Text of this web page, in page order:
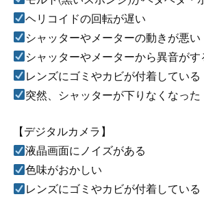
ヘリコイドの回転が遅い
シャッターやメーターの動きが悪い
シャッターやメーターから異音がす
レンズにゴミやカビが付着している
突然、シャッターが下りなくなっ
【デジタルカメラ】
液晶画面にノイズがある
色味がおかしい
レンズにゴミやカビが付着している